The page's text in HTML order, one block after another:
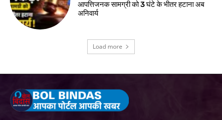
आपत्तिजनक सामग्री को 3 घंटे के भीतर हटाना अब
अनिवार्य
Load more